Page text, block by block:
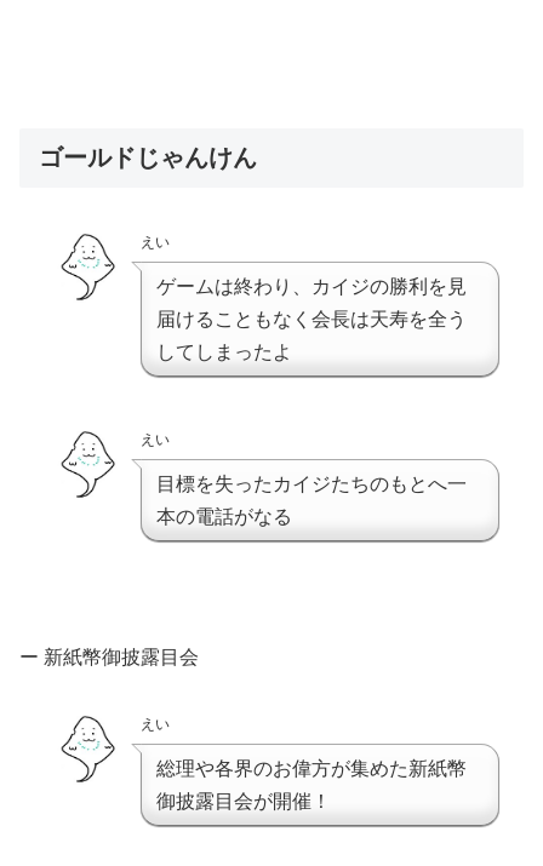
ゴールドじゃんけん
えい
ゲームは終わり、カイジの勝利を見
届けることもなく会長は天寿を全う
してしまったよ
えい
目標を失ったカイジたちのもとへ一
本の電話がなる
ー 新紙幣御披露目会
えい
総理や各界のお偉方が集めた新紙幣
御披露目会が開催！